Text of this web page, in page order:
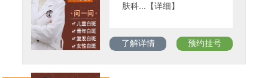
肤科...【详细】
了解详情 预约挂号